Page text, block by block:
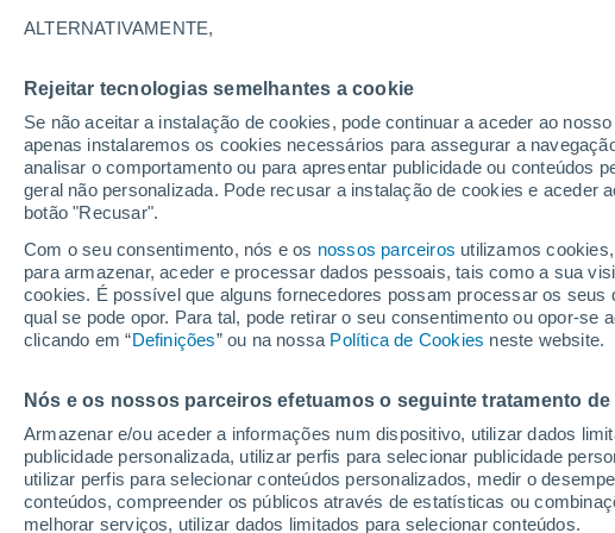
ALTERNATIVAMENTE,
Rejeitar tecnologias semelhantes a cookie
Se não aceitar a instalação de cookies, pode continuar a aceder ao
apenas instalaremos os cookies necessários para assegurar a
analisar o comportamento ou para apresentar publicidade ou conteúdos
geral não personalizada. Pode recusar a instalação de cookies e aceder
botão "Recusar".
Com o seu consentimento, nós e os nossos parceiros utilizamos
para armazenar, aceder e processar dados pessoais, tais como a sua
cookies. É possível que alguns fornecedores possam processar os
qual se pode opor. Para tal, pode retirar o seu consentimento ou opor-se
clicando em “Definições” ou na nossa Política de Cookies neste website.
Nós e os nossos parceiros efetuamos o seguinte tratamento de
Armazenar e/ou aceder a informações num dispositivo, utilizar dados
publicidade personalizada, utilizar perfis para selecionar publicidade
utilizar perfis para selecionar conteúdos personalizados, medir o
conteúdos, compreender os públicos através de estatísticas ou
melhorar serviços, utilizar dados limitados para selecionar conteúdos.
Alemanha
ECMWF
GFS
ECMWF Europa
GFS Europa